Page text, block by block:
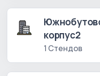
корпус2
1 Стендов